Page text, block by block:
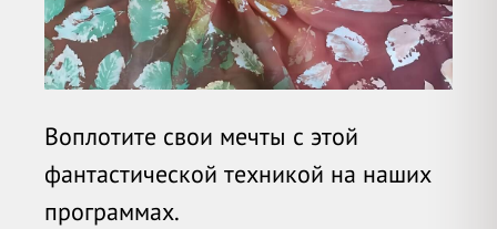
Воплотите свои мечты с этой
фантастической техникой на наших
программах.